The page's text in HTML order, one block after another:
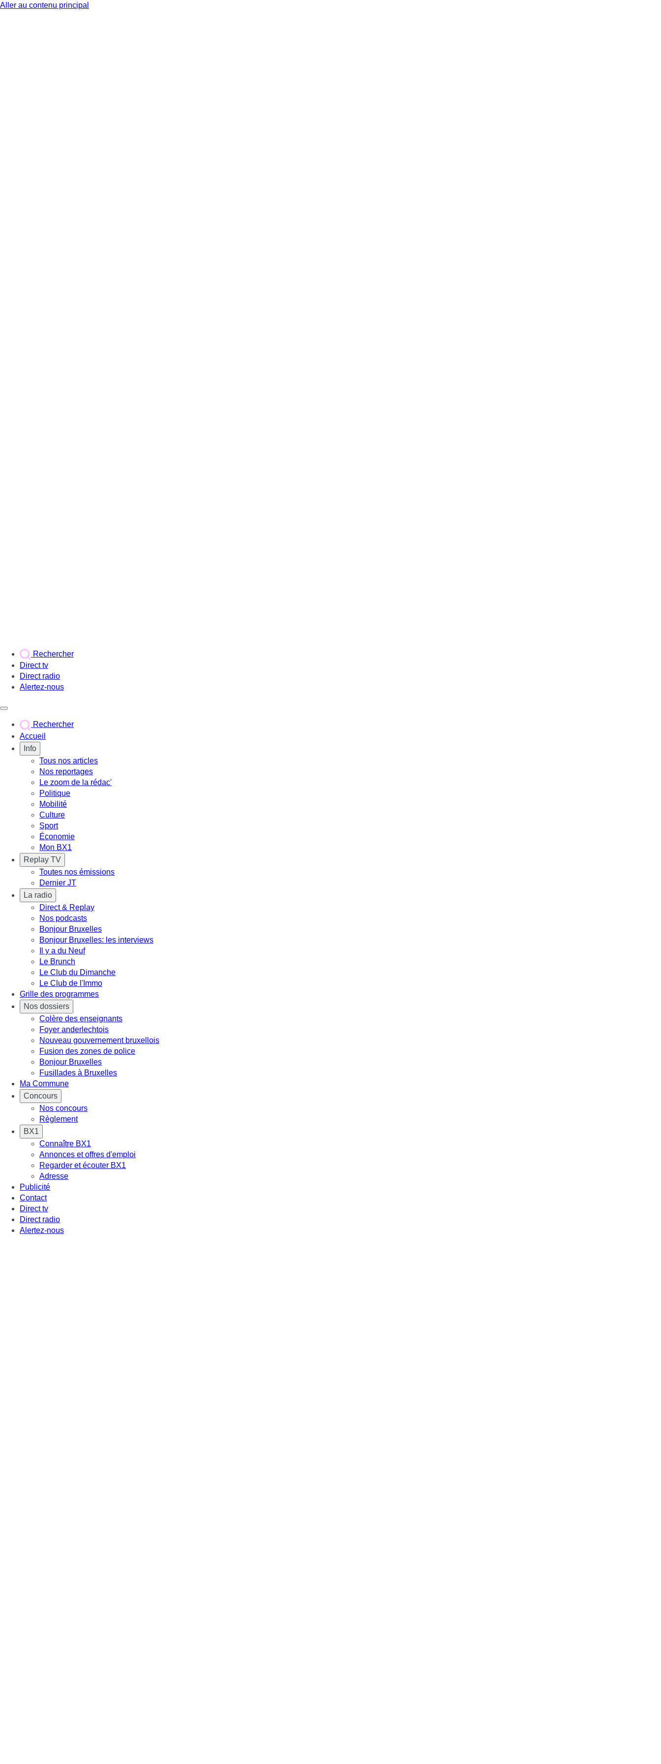
Aller au contenu principal
Rechercher
Direct tv
Direct radio
Alertez-nous
Rechercher
Accueil
Info
Tous nos articles
Nos reportages
Le zoom de la rédac'
Politique
Mobilité
Culture
Sport
Économie
Mon BX1
Replay TV
Toutes nos émissions
Dernier JT
La radio
Direct & Replay
Nos podcasts
Bonjour Bruxelles
Bonjour Bruxelles: les interviews
Il y a du Neuf
Le Brunch
Le Club du Dimanche
Le Club de l'Immo
Grille des programmes
Nos dossiers
Colère des enseignants
Foyer anderlechtois
Nouveau gouvernement bruxellois
Fusion des zones de police
Bonjour Bruxelles
Fusillades à Bruxelles
Ma Commune
Concours
Nos concours
Règlement
BX1
Connaître BX1
Annonces et offres d'emploi
Regarder et écouter BX1
Adresse
Publicité
Contact
Direct tv
Direct radio
Alertez-nous